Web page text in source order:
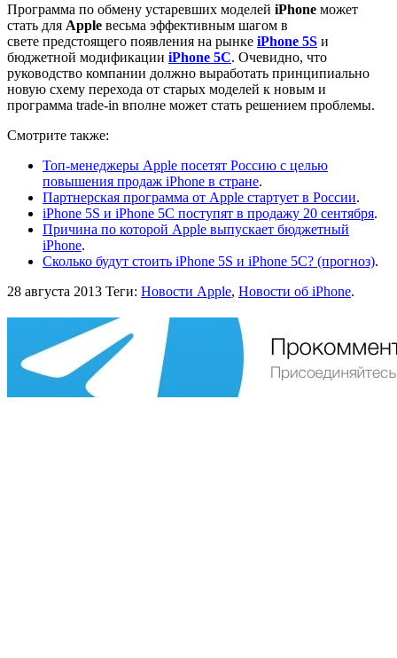
Программа по обмену устаревших моделей iPhone может
стать для Apple весьма эффективным шагом в
свете предстоящего появления на рынке iPhone 5S и
бюджетной модификации iPhone 5C. Очевидно, что
руководство компании должно выработать принципиально
новую схему перехода от старых моделей к новым и
программа trade-in вполне может стать решением проблемы.
Смотрите также:
Топ-менеджеры Apple посетят Россию с целью
повышения продаж iPhone в стране.
Партнерская программа от Apple стартует в России.
iPhone 5S и iPhone 5C поступят в продажу 20 сентября.
Причина по которой Apple выпускает бюджетный
iPhone.
Сколько будут стоить iPhone 5S и iPhone 5C? (прогноз).
28 августа 2013 Теги: Новости Apple, Новости об iPhone.